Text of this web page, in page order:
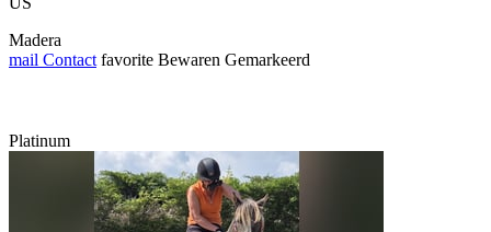
Madera
mail Contact favorite Bewaren Gemarkeerd
Platinum